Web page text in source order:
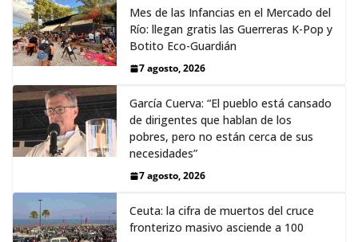
Mes de las Infancias en el Mercado del
Río: llegan gratis las Guerreras K-Pop y
Botito Eco-Guardián
7 agosto, 2026
García Cuerva: “El pueblo está cansado
de dirigentes que hablan de los
pobres, pero no están cerca de sus
necesidades”
7 agosto, 2026
Ceuta: la cifra de muertos del cruce
fronterizo masivo asciende a 100